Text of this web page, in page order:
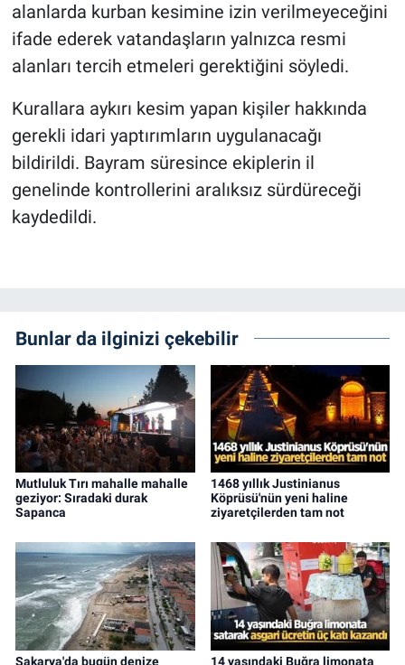
alanlarda kurban kesimine izin verilmeyeceğini
ifade ederek vatandaşların yalnızca resmi
alanları tercih etmeleri gerektiğini söyledi.
Kurallara aykırı kesim yapan kişiler hakkında
gerekli idari yaptırımların uygulanacağı
bildirildi. Bayram süresince ekiplerin il
genelinde kontrollerini aralıksız sürdüreceği
kaydedildi.
Bunlar da ilginizi çekebilir
Mutluluk Tırı mahalle mahalle
geziyor: Sıradaki durak
Sapanca
1468 yıllık Justinianus
Köprüsü'nün yeni haline
ziyaretçilerden tam not
Sakarya'da bugün denize 14 yaşındaki Buğra limonata